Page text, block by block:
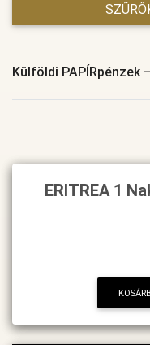
Külföldi PAPÍRpénzek–
ERITREA 1